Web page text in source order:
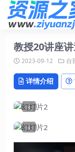
教授20讲座
2023-09-12 自
详情介绍
‹
‹